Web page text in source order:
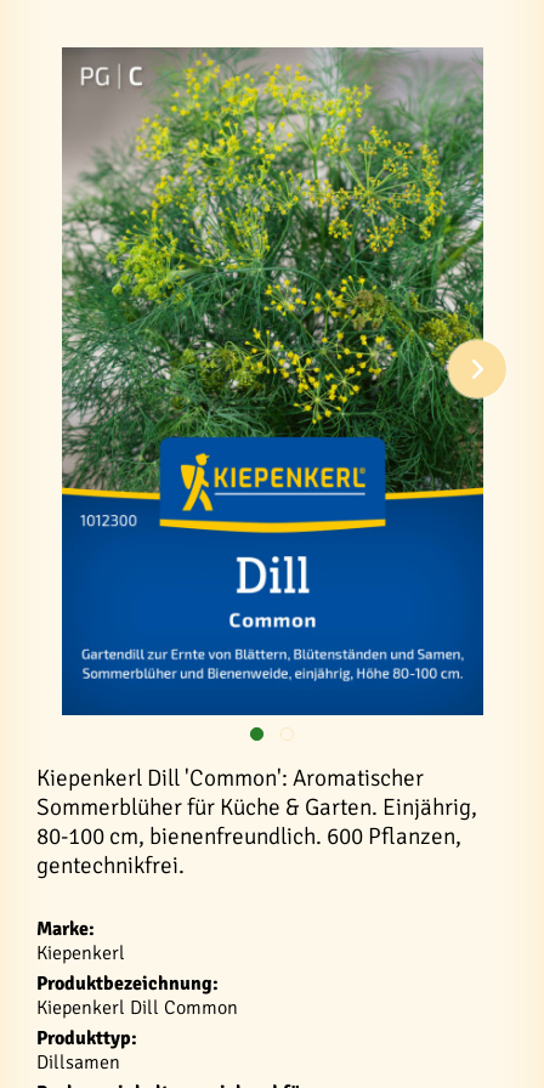
Kiepenkerl Dill 'Common': Aromatischer
Sommerblüher für Küche & Garten. Einjährig,
80-100 cm, bienenfreundlich. 600 Pflanzen,
gentechnikfrei.
Marke:
Kiepenkerl
Produktbezeichnung:
Kiepenkerl Dill Common
Produkttyp:
Dillsamen